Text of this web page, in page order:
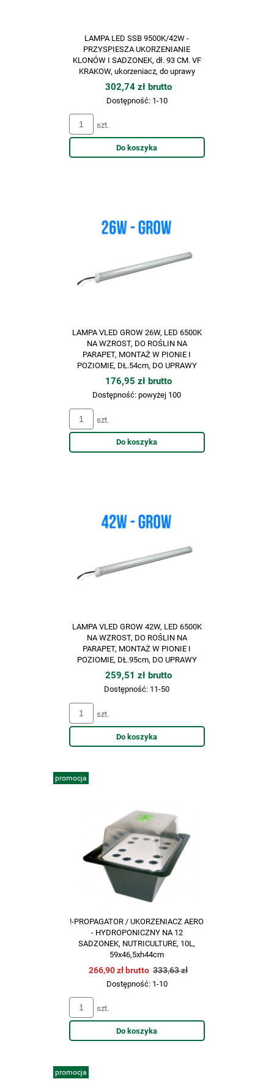
LAMPA LED SSB 9500K/42W -
PRZYSPIESZA UKORZENIANIE
KLONÓW I SADZONEK, dł. 93 CM. VF
KRAKOW, ukorzeniacz, do uprawy
roślin
302,74 zł brutto
Dostępność: 1-10
szt.
Do koszyka
LAMPA VLED GROW 26W, LED 6500K
NA WZROST, DO ROŚLIN NA
PARAPET, MONTAŻ W PIONIE I
POZIOMIE, DŁ.54cm, DO UPRAWY
ROŚLIN, VF TLED
176,95 zł brutto
Dostępność: powyżej 100
szt.
Do koszyka
LAMPA VLED GROW 42W, LED 6500K
NA WZROST, DO ROŚLIN NA
PARAPET, MONTAŻ W PIONIE I
POZIOMIE, DŁ.95cm, DO UPRAWY
ROŚLIN, VF TLED
259,51 zł brutto
Dostępność: 11-50
szt.
Do koszyka
!-PROPAGATOR / UKORZENIACZ AERO
- HYDROPONICZNY NA 12
SADZONEK, NUTRICULTURE, 10L,
59x46,5xh44cm
266,90 zł brutto 333,63 zł
Dostępność: 1-10
szt.
Do koszyka
promocja
promocja